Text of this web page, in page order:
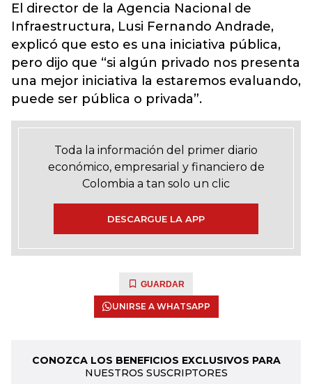
El director de la Agencia Nacional de
Infraestructura, Lusi Fernando Andrade,
explicó que esto es una iniciativa pública,
pero dijo que “si algún privado nos presenta
una mejor iniciativa la estaremos evaluando,
puede ser pública o privada”.
Toda la información del primer diario
económico, empresarial y financiero de
Colombia a tan solo un clic
DESCARGUE LA APP
GUARDAR
UNIRSE A WHATSAPP
CONOZCA LOS BENEFICIOS EXCLUSIVOS PARA
NUESTROS SUSCRIPTORES